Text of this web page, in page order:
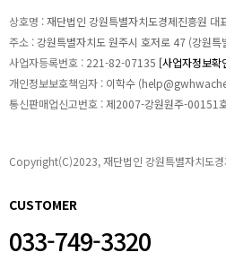
상호명 :재단법인 강원특별자치도경제진흥원 대
주소 :강원특별자치도 원주시 호저로 47 (강원
사업자등록번호 : 221-82-07135 [사업자정보확
개인정보보호책임자 : 이학수 (
통신판매업신고번호 :제2007-강원원주-00151
Copyright(C)2023, 재단법인 강원특별자치도
CUSTOMER
033-749-3320